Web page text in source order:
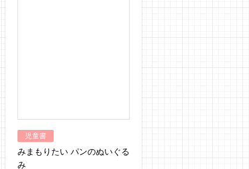
児童書
みまもりたい パンのぬいぐる
み